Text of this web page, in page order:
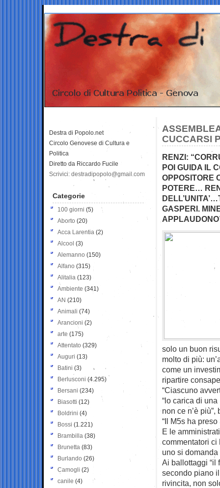
CUCCARSI
RENZI:
POI GUIDA IL
OPPOSITORE
POTERE…
GASPERI.
solo un buon
molto di più:
come un
ripartire
“Ciascuno
“lo carica di
non ce n’è
“Il M5s ha
E le
commentatori
uno si
Ai ballottaggi “il
secondo piano
rivincita, non
Destra di Popolo.net
Circolo Genovese di Cultura e
Politica
Diretto da Riccardo Fucile
Scrivici: destradipopolo@gmail.com
Categorie
100 giorni (5)
Aborto (20)
Acca Larentia (2)
Alcool (3)
Alemanno (150)
Alfano (315)
Alitalia (123)
Ambiente (341)
AN (210)
Animali (74)
Arancioni (2)
arte (175)
Attentato (329)
Auguri (13)
Batini (3)
Berlusconi (4.295)
Bersani (234)
Biasotti (12)
Boldrini (4)
Bossi (1.221)
Brambilla (38)
Brunetta (83)
Burlando (26)
Camogli (2)
canile (4)